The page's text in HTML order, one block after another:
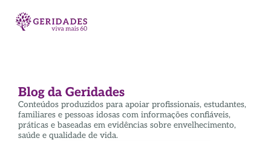
Blog da Geridades
Conteúdos produzidos para apoiar profissionais, estudantes,
familiares e pessoas idosas com informações confiáveis,
práticas e baseadas em evidências sobre envelhecimento,
saúde e qualidade de vida.